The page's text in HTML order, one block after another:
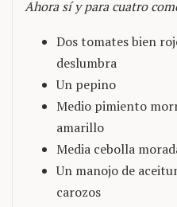
Ahora sí y para cuatro
Dos tomates bien
deslumbra
Un pepino
Medio pimiento
amarillo
Media cebolla
Un manojo de
carozos